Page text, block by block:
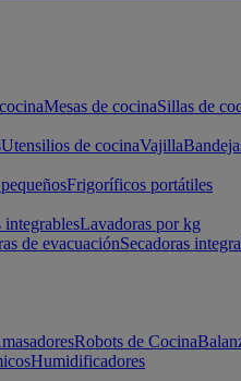
Mesas de cocinaSillas de
Utensilios de cocinaVajilla
Frigoríficos portátiles
integrablesLavadoras por kg
de evacuaciónSecadoras
Robots de Cocina
Humidificadores